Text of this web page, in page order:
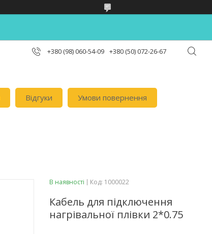
+380 (98) 060-54-09 +380 (50) 072-26-67
Відгуки
Умови повернення
В наявності Код: 1000022
Кабель для підключення
нагрівальної плівки 2*0.75